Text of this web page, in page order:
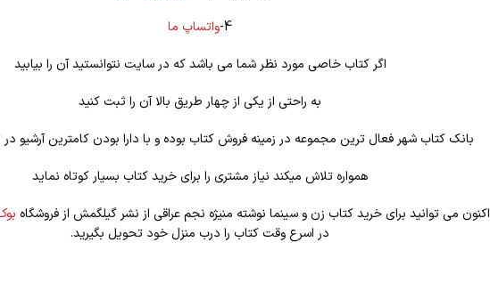
4- واتساپ ما
اگر کتاب خاصی مورد نظر شما می باشد که در سایت نتوانستید آن را بیابید
به راحتی از یکی از چهار طریق بالا آن را ثبت کنید
بانک کتاب شهر فعال ترین مجموعه در زمینه فروش کتاب بوده و با دارا بودن کامترین آرشیو در
همواره تلاش میکند نیاز مشتری را برای خرید کتاب بسیار کوتاه نماید
اکنون می توانید برای خرید کتاب زن و سینما نوشته منیژه نجم عراقی از نشر گیلگمش از فروشگاه
در اسرع وقت کتاب را درب منزل خود تحویل بگیرید.